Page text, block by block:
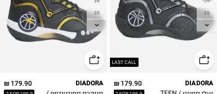
LAST CALL
35
36
39
179.90 ₪ DIADORA
35
36
37
39
179.90 ₪ DIADORA